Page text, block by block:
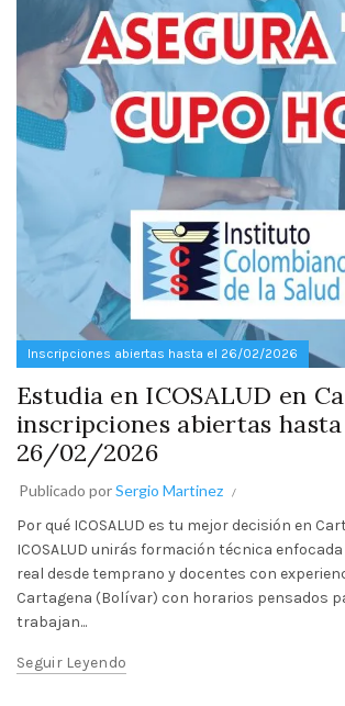
Inscripciones abiertas hasta el 26/02/2026
Estudia en ICOSALUD en
inscripciones abiertas
26/02/2026
Publicado porSergio Martinez
Por qué ICOSALUD es tu mejor decisión en
ICOSALUD unirás formación técnica
real desde temprano y docentes con
Cartagena (Bolívar) con horarios pensados
trabajan...
Seguir Leyendo